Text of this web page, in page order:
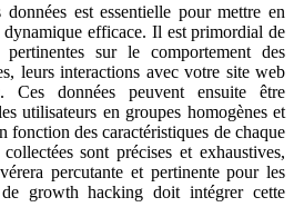
est essentielle pour mettre en
efficace. Il est primordial de
sur le comportement des
leurs interactions avec votre site web
Ces données peuvent ensuite être
utilisateurs en groupes homogènes et
fonction des caractéristiques de chaque
sont précises et exhaustives,
percutante et pertinente pour les
growth hacking doit intégrer cette